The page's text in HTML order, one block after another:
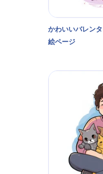
かわいいバレン
絵ページ